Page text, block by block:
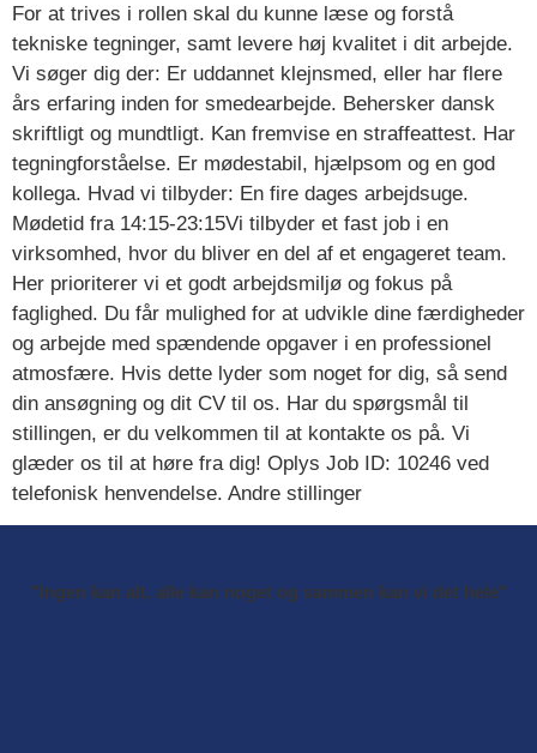
For at trives i rollen skal du kunne læse og forstå
tekniske tegninger, samt levere høj kvalitet i dit arbejde.
Vi søger dig der: Er uddannet klejnsmed, eller har flere
års erfaring inden for smedearbejde. Behersker dansk
skriftligt og mundtligt. Kan fremvise en straffeattest. Har
tegningforståelse. Er mødestabil, hjælpsom og en god
kollega. Hvad vi tilbyder: En fire dages arbejdsuge.
Mødetid fra 14:15-23:15Vi tilbyder et fast job i en
virksomhed, hvor du bliver en del af et engageret team.
Her prioriterer vi et godt arbejdsmiljø og fokus på
faglighed. Du får mulighed for at udvikle dine færdigheder
og arbejde med spændende opgaver i en professionel
atmosfære. Hvis dette lyder som noget for dig, så send
din ansøgning og dit CV til os. Har du spørgsmål til
stillingen, er du velkommen til at kontakte os på. Vi
glæder os til at høre fra dig! Oplys Job ID: 10246 ved
telefonisk henvendelse. Andre stillinger
"Ingen kan alt, alle kan noget og sammen kan vi det hele"